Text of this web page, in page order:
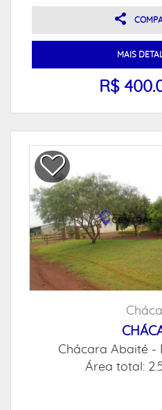
MAIS
R$
Chácara Abaité -
Área total: